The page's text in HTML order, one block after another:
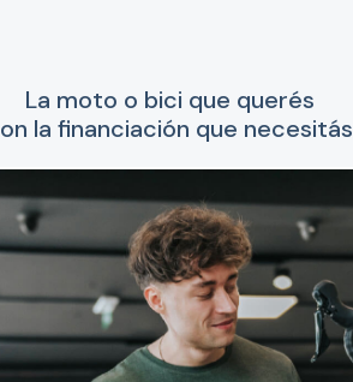
La moto o bici que querés
la financiación que necesitás